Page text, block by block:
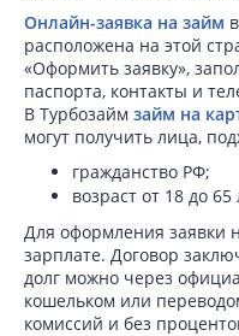
Онлайн-заявка на займ
расположена на этой
«Оформить заявку»,
паспорта, контакты и
В Турбозайм займ на
могут получить лица,
гражданство РФ;
возраст от 18 до 65
Для оформления заявки
зарплате. Договор
долг можно через
кошельком или
комиссий и без